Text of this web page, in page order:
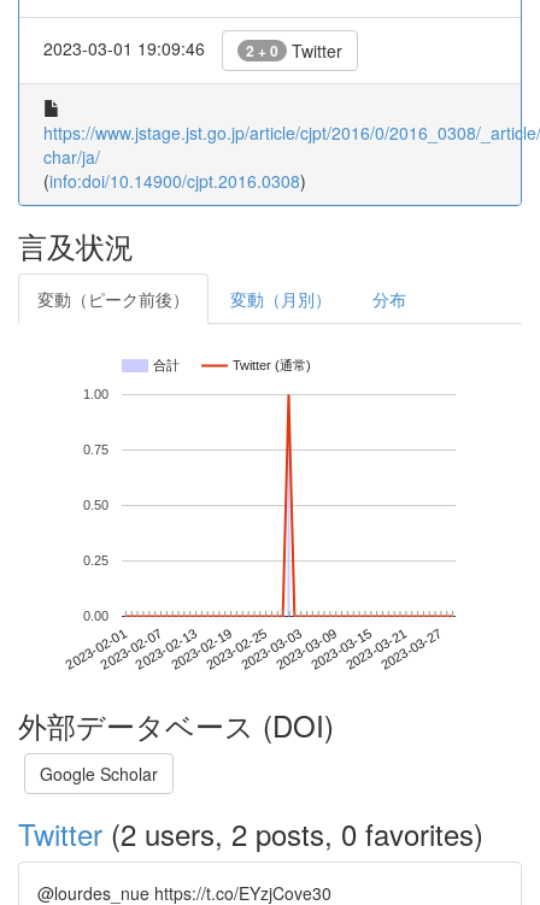
2023-03-01 19:09:46 2 + 0 Twitter
https://www.jstage.jst.go.jp/article/cjpt/2016/0/2016_0308/
char/ja/
(info:doi/10.14900/cjpt.2016.0308)
言及状況
変動（ピーク前後） 変動（月別） 分布
合計 Twitter (通常)
2023-02-012023-02-072023-02-132023-02-192023-02-252023-03-032023-03-092023-03-152023-03-212023-03-27
0.00
0.25
0.50
0.75
1.00
外部データベース (DOI)
Google Scholar
Twitter (2 users, 2 posts, 0 favorites)
@lourdes_nue https://t.co/EYzjCove30